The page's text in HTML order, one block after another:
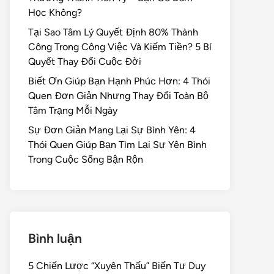
Học Không?
Tại Sao Tâm Lý Quyết Định 80% Thành
Công Trong Công Việc Và Kiếm Tiền? 5 Bí
Quyết Thay Đổi Cuộc Đời
Biết Ơn Giúp Bạn Hạnh Phúc Hơn: 4 Thói
Quen Đơn Giản Nhưng Thay Đổi Toàn Bộ
Tâm Trạng Mỗi Ngày
Sự Đơn Giản Mang Lại Sự Bình Yên: 4
Thói Quen Giúp Bạn Tìm Lại Sự Yên Bình
Trong Cuộc Sống Bận Rộn
Bình luận
5 Chiến Lược “Xuyên Thấu” Biến Tư Duy